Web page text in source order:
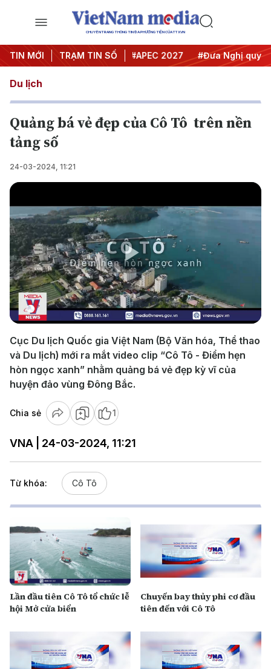
CHUYÊN TRANG THÔNG TIN ĐA PHƯƠNG TIỆN CỦA TTXVN
TIN MỚI TRẠM TIN SỐ
#Hội nghị Trung ương 3 #APEC 2027 #Đưa Nghị quyết
Du lịch
Quảng bá vẻ đẹp của Cô Tô trên nền
tảng số
24-03-2024, 11:21
Play
Video
Cục Du lịch Quốc gia Việt Nam (Bộ Văn hóa, Thể thao
và Du lịch) mới ra mắt video clip “Cô Tô - Điểm hẹn
hòn ngọc xanh” nhằm quảng bá vẻ đẹp kỳ vĩ của
huyện đảo vùng Đông Bắc.
Chia sẻ 1
VNA | 24-03-2024, 11:21
Từ khóa: Cô Tô
Lần đầu tiên Cô Tô tổ chức lễ
hội Mở cửa biển
Chuyến bay thủy phi cơ đầu
tiên đến với Cô Tô